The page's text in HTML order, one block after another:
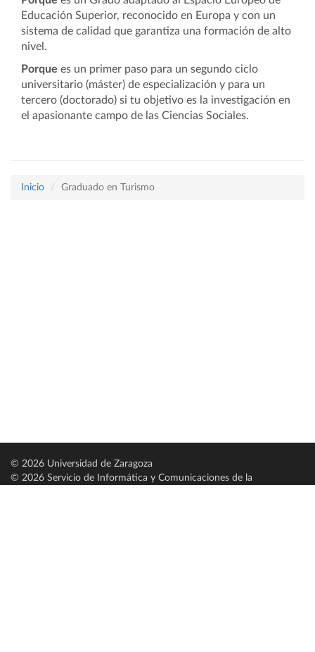
Educación Superior, reconocido en Europa y con un
sistema de calidad que garantiza una formación de alto
nivel.
Porque es un primer paso para un segundo ciclo
universitario (máster) de especialización y para un
tercero (doctorado) si tu objetivo es la investigación en
el apasionante campo de las Ciencias Sociales.
Inicio Graduado en Turismo
© 2026 Universidad de Zaragoza
© 2026 Servicio de Informática y Comunicaciones de la